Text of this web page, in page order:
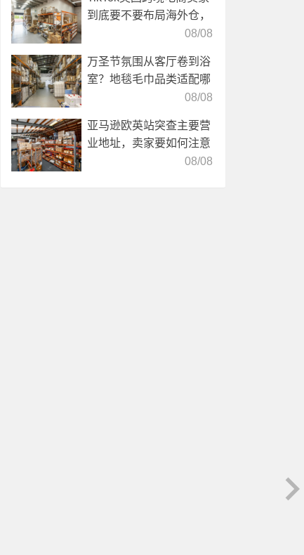
到底要不要布局海外仓，
08/08
万圣节氛围从客厅卷到浴
室？地毯毛巾品类适配哪
08/08
亚马逊欧英站突查主要营
业地址，卖家要如何注意
08/08